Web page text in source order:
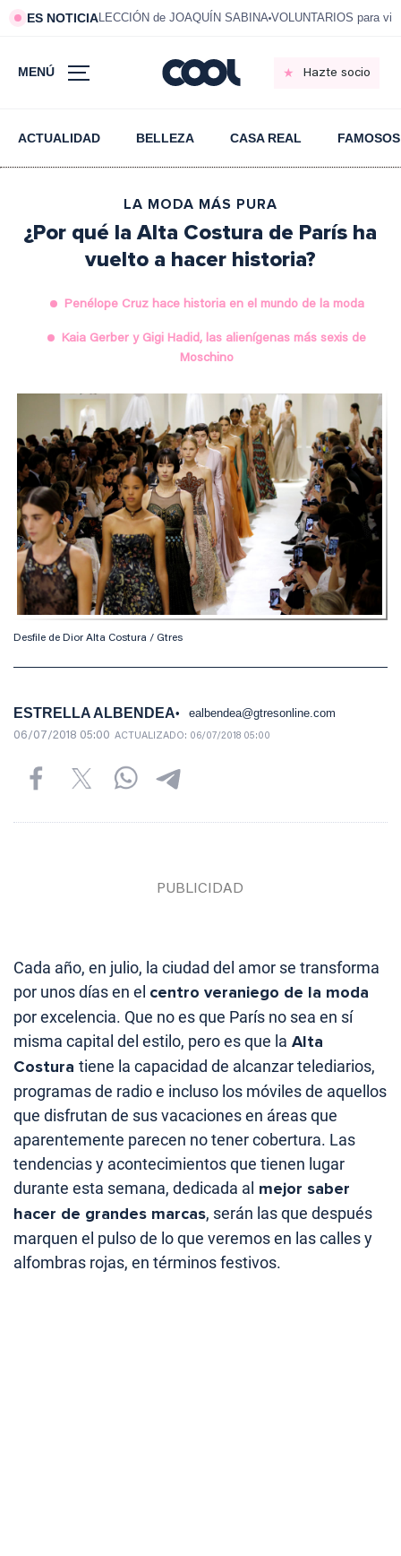
ES NOTICIALECCIÓN de JOAQUÍN SABINA VOLUNTARIOS para
MENÚ Hazte socio
ACTUALIDAD BELLEZA CASA REAL FAMOSOS
LA MODA MÁS PURA
¿Por qué la Alta Costura de París ha
vuelto a hacer historia?
Penélope Cruz hace historia en el mundo de la moda
Kaia Gerber y Gigi Hadid, las alienígenas más sexis de
Moschino
Desfile de Dior Alta Costura / Gtres
ESTRELLA ALBENDEA ealbendea@gtresonline.com
06/07/2018 05:00 ACTUALIZADO: 06/07/2018 05:00
Cada año, en julio, la ciudad del amor se transforma
por unos días en el centro veraniego de la moda
por excelencia. Que no es que París no sea en sí
misma capital del estilo, pero es que la Alta
Costura tiene la capacidad de alcanzar telediarios,
programas de radio e incluso los móviles de aquellos
que disfrutan de sus vacaciones en áreas que
aparentemente parecen no tener cobertura. Las
tendencias y acontecimientos que tienen lugar
durante esta semana, dedicada al mejor saber
hacer de grandes marcas, serán las que después
marquen el pulso de lo que veremos en las calles y
alfombras rojas, en términos festivos.